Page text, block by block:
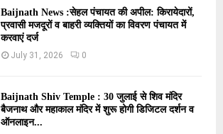
Baijnath News :सेहल पंचायत की अपील: किरायेदारों,
प्रवासी मजदूरों व बाहरी व्यक्तियों का विवरण पंचायत में
करवाएं दर्ज
July 31, 2026 0
Baijnath Shiv Temple : 30 जुलाई से शिव मंदिर
बैजनाथ और महाकाल मंदिर में शुरू होगी डिजिटल दर्शन व
ऑनलाइन...